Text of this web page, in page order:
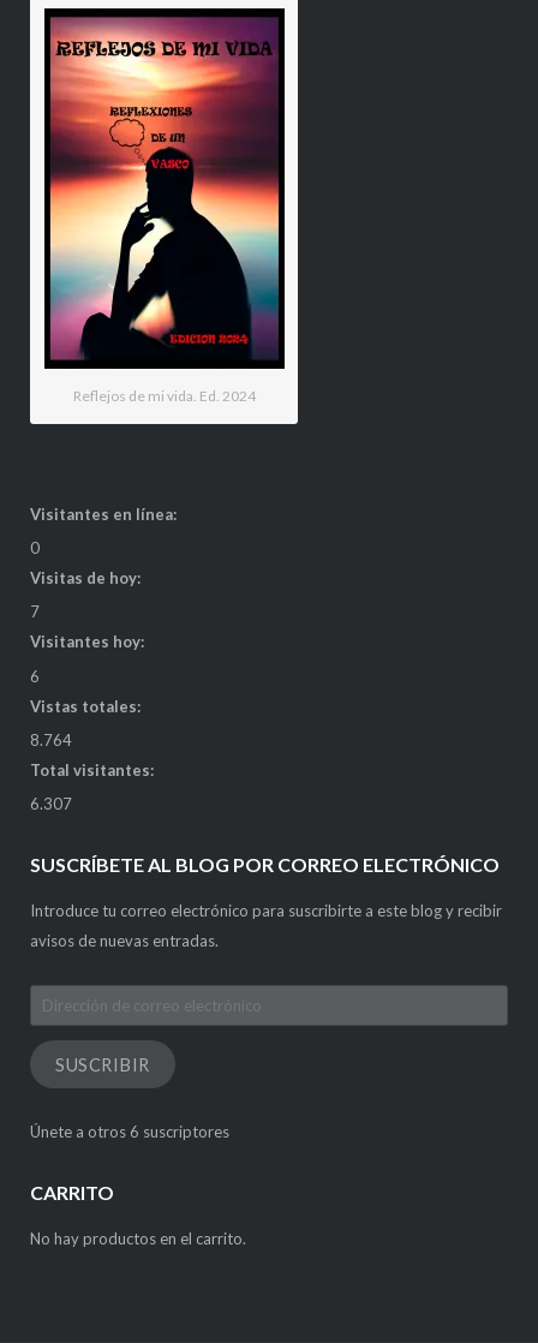
Reflejos de mi vida. Ed. 2024
Visitantes en línea:
0
Visitas de hoy:
7
Visitantes hoy:
6
Vistas totales:
8.764
Total visitantes:
6.307
SUSCRÍBETE AL BLOG POR CORREO ELECTRÓNICO
Introduce tu correo electrónico para suscribirte a este blog y recibir
avisos de nuevas entradas.
Dirección
de
correo
electrónico
SUSCRIBIR
Únete a otros 6 suscriptores
CARRITO
No hay productos en el carrito.